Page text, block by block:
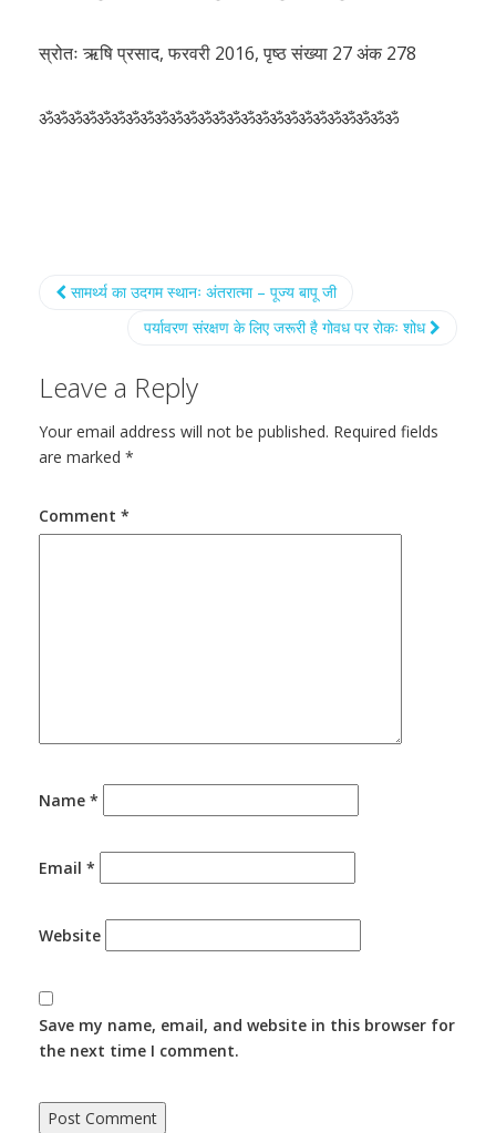
स्रोतः ऋषि प्रसाद, फरवरी 2016, पृष्ठ संख्या 27 अंक 278
ॐॐॐॐॐॐॐॐॐॐॐॐॐॐॐॐॐॐॐॐॐॐॐॐॐ
सामर्थ्य का उदगम स्थानः अंतरात्मा – पूज्य बापू जी
पर्यावरण संरक्षण के लिए जरूरी है गोवध पर रोकः शोध
Leave a Reply
Your email address will not be published. Required fields
are marked *
Comment *
Name *
Email *
Website
Save my name, email, and website in this browser for
the next time I comment.